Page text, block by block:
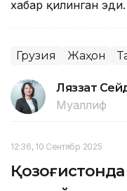
хабар қилинган эди.
Грузия Жаҳон
Ляззат
Муаллиф
12:36, 10 Сентябр 2025